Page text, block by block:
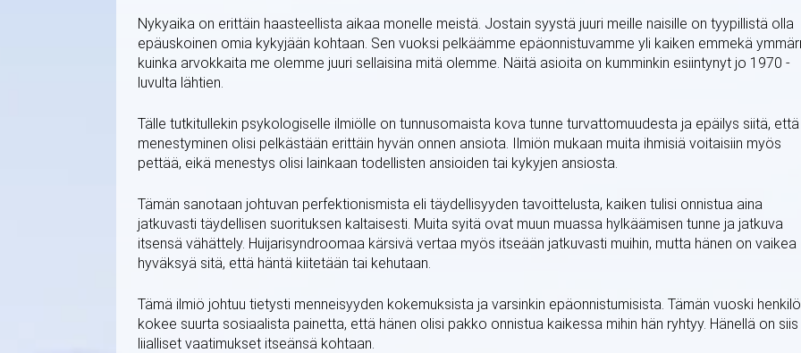
Nykyaika on erittäin haasteellista aikaa monelle meistä. Jostain syystä juuri meille naisille on tyypillistä olla
epäuskoinen omia kykyjään kohtaan. Sen vuoksi pelkäämme epäonnistuvamme yli kaiken emmekä
kuinka arvokkaita me olemme juuri sellaisina mitä olemme. Näitä asioita on kumminkin esiintynyt jo 1970 -
luvulta lähtien.
Tälle tutkitullekin psykologiselle ilmiölle on tunnusomaista kova tunne turvattomuudesta ja epäilys siitä, että
menestyminen olisi pelkästään erittäin hyvän onnen ansiota. Ilmiön mukaan muita ihmisiä voitaisiin myös
pettää, eikä menestys olisi lainkaan todellisten ansioiden tai kykyjen ansiosta.
Tämän sanotaan johtuvan perfektionismista eli täydellisyyden tavoittelusta, kaiken tulisi onnistua aina
jatkuvasti täydellisen suorituksen kaltaisesti. Muita syitä ovat muun muassa hylkäämisen tunne ja jatkuva
itsensä vähättely. Huijarisyndroomaa kärsivä vertaa myös itseään jatkuvasti muihin, mutta hänen on vaikea
hyväksyä sitä, että häntä kiitetään tai kehutaan.
Tämä ilmiö johtuu tietysti menneisyyden kokemuksista ja varsinkin epäonnistumisista. Tämän vuoski henkilö
kokee suurta sosiaalista painetta, että hänen olisi pakko onnistua kaikessa mihin hän ryhtyy. Hänellä on siis
liialliset vaatimukset itseänsä kohtaan.